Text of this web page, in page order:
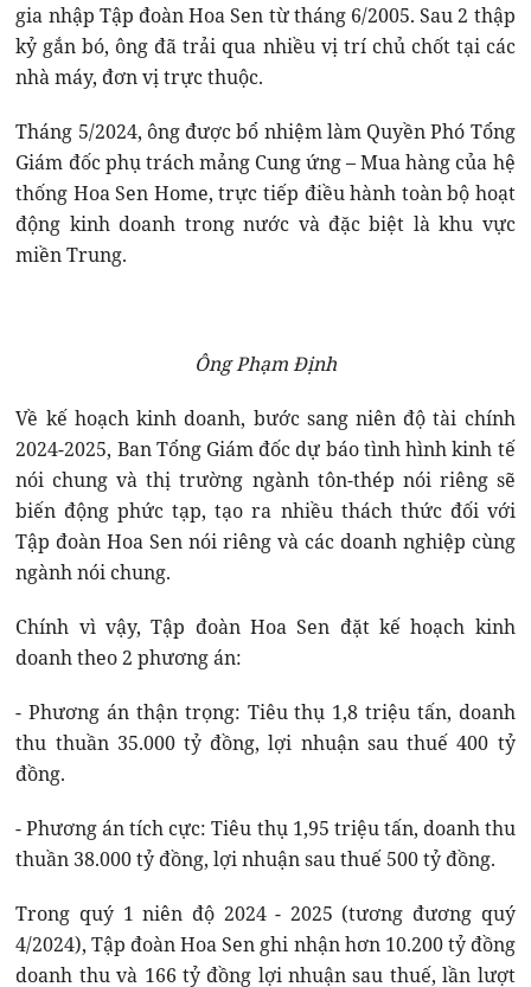
gia nhập Tập đoàn Hoa Sen từ tháng 6/2005. Sau 2 thập
kỷ gắn bó, ông đã trải qua nhiều vị trí chủ chốt tại các
nhà máy, đơn vị trực thuộc.
Tháng 5/2024, ông được bổ nhiệm làm Quyền Phó Tổng
Giám đốc phụ trách mảng Cung ứng – Mua hàng của hệ
thống Hoa Sen Home, trực tiếp điều hành toàn bộ hoạt
động kinh doanh trong nước và đặc biệt là khu vực
miền Trung.
Ông Phạm Định
Về kế hoạch kinh doanh, bước sang niên độ tài chính
2024-2025, Ban Tổng Giám đốc dự báo tình hình kinh tế
nói chung và thị trường ngành tôn-thép nói riêng sẽ
biến động phức tạp, tạo ra nhiều thách thức đối với
Tập đoàn Hoa Sen nói riêng và các doanh nghiệp cùng
ngành nói chung.
Chính vì vậy, Tập đoàn Hoa Sen đặt kế hoạch kinh
doanh theo 2 phương án:
- Phương án thận trọng: Tiêu thụ 1,8 triệu tấn, doanh
thu thuần 35.000 tỷ đồng, lợi nhuận sau thuế 400 tỷ
đồng.
- Phương án tích cực: Tiêu thụ 1,95 triệu tấn, doanh thu
thuần 38.000 tỷ đồng, lợi nhuận sau thuế 500 tỷ đồng.
Trong quý 1 niên độ 2024 - 2025 (tương đương quý
4/2024), Tập đoàn Hoa Sen ghi nhận hơn 10.200 tỷ đồng
doanh thu và 166 tỷ đồng lợi nhuận sau thuế, lần lượt